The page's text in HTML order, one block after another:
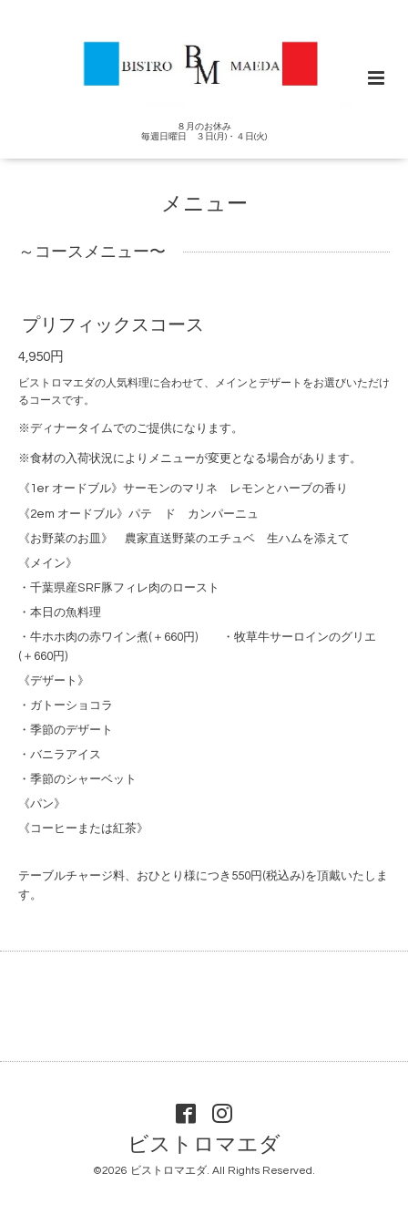
８月のお休み
毎週日曜日 ３日(月)・４日(火)
メニュー
～コースメニュー〜
プリフィックスコース
4,950円
ビストロマエダの人気料理に合わせて、メインとデザートをお選びいただけ
るコースです。
※ディナータイムでのご提供になります。
※食材の入荷状況によりメニューが変更となる場合があります。
《1er オードブル》サーモンのマリネ レモンとハーブの香り
《2em オードブル》パテ ド カンパーニュ
《お野菜のお皿》 農家直送野菜のエチュベ 生ハムを添えて
《メイン》
・千葉県産SRF豚フィレ肉のロースト
・本日の魚料理
・牛ホホ肉の赤ワイン煮(＋660円) ・牧草牛サーロインのグリエ
(＋660円)
《デザート》
・ガトーショコラ
・季節のデザート
・バニラアイス
・季節のシャーベット
《パン》
《コーヒーまたは紅茶》
テーブルチャージ料、おひとり様につき550円(税込み)を頂戴いたしま
す。
ビストロマエダ
©2026 ビストロマエダ. All Rights Reserved.